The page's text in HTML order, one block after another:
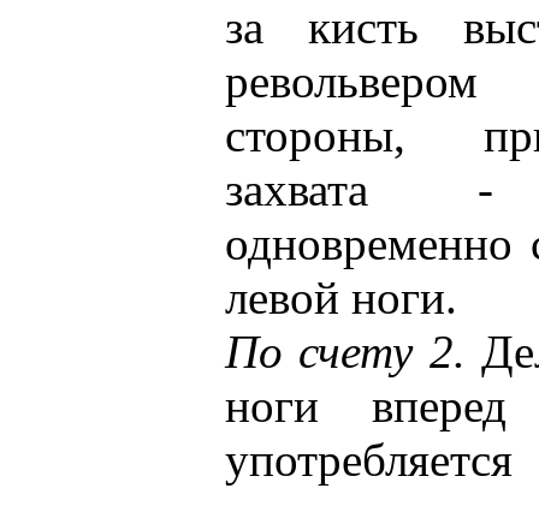
за кисть
стороны,
захвата
одновременно
левой ноги.
По счету 2.
ноги